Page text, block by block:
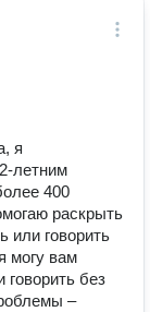
я
летним
400
раскрыть
или говорить
могу вам
говорить без
–